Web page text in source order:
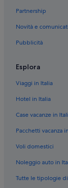
Partnership
Novità e
Pubblicità
Esplora
Viaggi in Italia
Hotel in Italia
Case vacanze in
Pacchetti vacanza
Voli domestici
Noleggio auto in
Tutte le tipologie